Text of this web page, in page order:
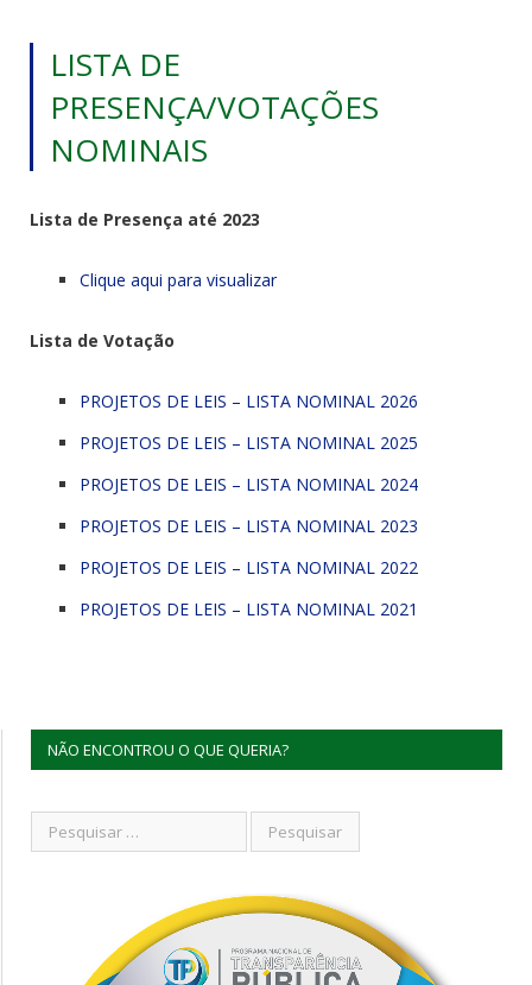
LISTA DE
PRESENÇA/VOTAÇÕES
NOMINAIS
Lista de Presença até 2023
Clique aqui para visualizar
Lista de Votação
PROJETOS DE LEIS – LISTA NOMINAL 2026
PROJETOS DE LEIS – LISTA NOMINAL 2025
PROJETOS DE LEIS – LISTA NOMINAL 2024
PROJETOS DE LEIS – LISTA NOMINAL 2023
PROJETOS DE LEIS – LISTA NOMINAL 2022
PROJETOS DE LEIS – LISTA NOMINAL 2021
NÃO ENCONTROU O QUE QUERIA?